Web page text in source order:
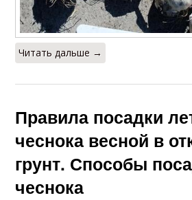
Читать дальше →
Правила посадки
чеснока весной в
грунт. Способы
чеснока